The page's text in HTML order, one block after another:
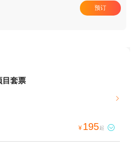
预订
目套票

¥ 195起 